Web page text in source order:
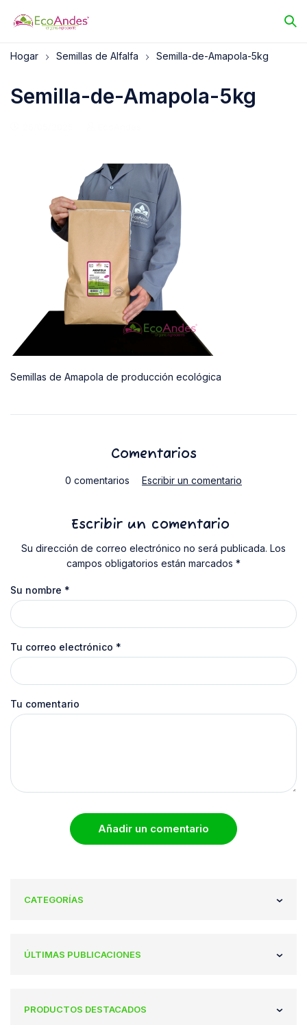
Hogar Semillas de Alfalfa Semilla-de-Amapola-5kg
Semilla-de-Amapola-5kg
Semillas de Amapola de producción ecológica
Comentarios
0 comentarios Escribir un comentario
Escribir un comentario
Su dirección de correo electrónico no será publicada. Los
campos obligatorios están marcados *
Su nombre *
Tu correo electrónico *
Tu comentario
Añadir un comentario
CATEGORÍAS
ÚLTIMAS PUBLICACIONES
PRODUCTOS DESTACADOS